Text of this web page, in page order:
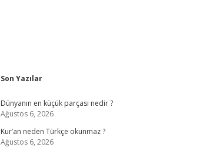
Sidebar
Son Yazılar
Dünyanın en küçük parçası nedir ?
Ağustos 6, 2026
Kur’an neden Türkçe okunmaz ?
Ağustos 6, 2026